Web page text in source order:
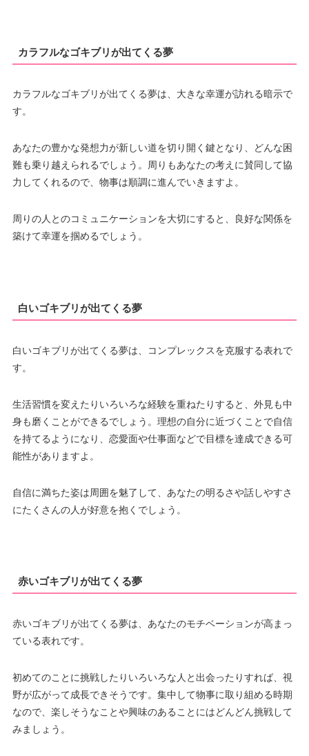
カラフルなゴキブリが出てくる夢
カラフルなゴキブリが出てくる夢は、大きな幸運が訪れる暗示で
す。
あなたの豊かな発想力が新しい道を切り開く鍵となり、どんな困
難も乗り越えられるでしょう。周りもあなたの考えに賛同して協
力してくれるので、物事は順調に進んでいきますよ。
周りの人とのコミュニケーションを大切にすると、良好な関係を
築けて幸運を掴めるでしょう。
白いゴキブリが出てくる夢
白いゴキブリが出てくる夢は、コンプレックスを克服する表れで
す。
生活習慣を変えたりいろいろな経験を重ねたりすると、外見も中
身も磨くことができるでしょう。理想の自分に近づくことで自信
を持てるようになり、恋愛面や仕事面などで目標を達成できる可
能性がありますよ。
自信に満ちた姿は周囲を魅了して、あなたの明るさや話しやすさ
にたくさんの人が好意を抱くでしょう。
赤いゴキブリが出てくる夢
赤いゴキブリが出てくる夢は、あなたのモチベーションが高まっ
ている表れです。
初めてのことに挑戦したりいろいろな人と出会ったりすれば、視
野が広がって成長できそうです。集中して物事に取り組める時期
なので、楽しそうなことや興味のあることにはどんどん挑戦して
みましょう。